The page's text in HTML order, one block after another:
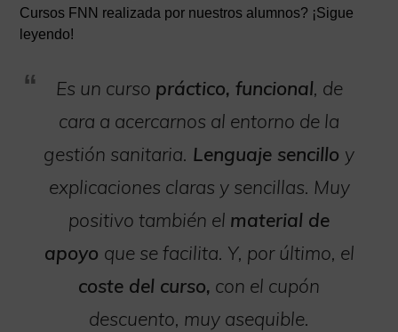
Cursos FNN realizada por nuestros alumnos? ¡Sigue
leyendo!
Es un curso práctico, funcional, de
cara a acercarnos al entorno de la
gestión sanitaria. Lenguaje sencillo y
explicaciones claras y sencillas. Muy
positivo también el material de
apoyo que se facilita. Y, por último, el
coste del curso, con el cupón
descuento, muy asequible.